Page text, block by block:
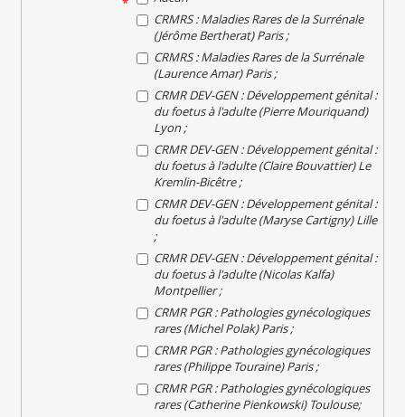
CRMRS : Maladies Rares de la Surrénale
(Jérôme Bertherat) Paris ;
CRMRS : Maladies Rares de la Surrénale
(Laurence Amar) Paris ;
CRMR DEV-GEN : Développement génital :
du foetus à l'adulte (Pierre Mouriquand)
Lyon ;
CRMR DEV-GEN : Développement génital :
du foetus à l'adulte (Claire Bouvattier) Le
Kremlin-Bicêtre ;
CRMR DEV-GEN : Développement génital :
du foetus à l'adulte (Maryse Cartigny) Lille
;
CRMR DEV-GEN : Développement génital :
du foetus à l'adulte (Nicolas Kalfa)
Montpellier ;
CRMR PGR : Pathologies gynécologiques
rares (Michel Polak) Paris ;
CRMR PGR : Pathologies gynécologiques
rares (Philippe Touraine) Paris ;
CRMR PGR : Pathologies gynécologiques
rares (Catherine Pienkowski) Toulouse;